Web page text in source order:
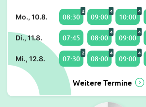
Mo., 10.8. 08:30
2
09:00
4
10:00
4
Di., 11.8. 07:45 08:00
4
09:00
4
Mi., 12.8. 07:30
2
08:00
4
09:00
4
Weitere Termine